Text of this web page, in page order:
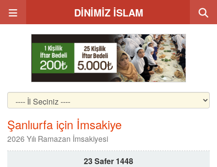
DİNİMİZ İSLAM
Şanlıurfa için İmsakiye
2026 Yılı Ramazan İmsakiyesi
23 Safer 1448